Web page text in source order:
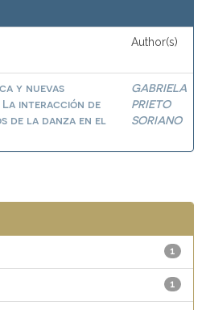
Author(s)
y nuevas
interacción de
de la danza en el
GABRIELA
PRIETO
SORIANO
1
1